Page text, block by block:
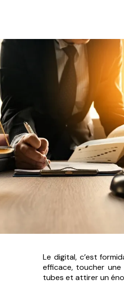
Le digital, c’est
efficace, toucher une
tubes et attirer un